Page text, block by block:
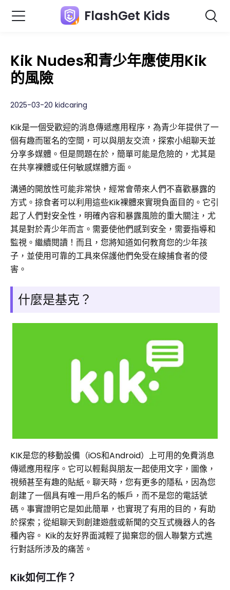
FlashGet Kids
Kik Nudes和青少年應使用Kik
的風險
2025-03-20 kidcaring
Kik是一個受歡迎的消息傳遞應用程序，為青少年提供了一
個有趣而匿名的空間，可以與朋友交流，探索小組聊天並
分享多媒體。但是問題在於，簡單可能是危險的，尤其是
在共享裸體或任何敏感媒體方面。
溝通的開放性可能非常快，經常會帶來人們不喜歡暴露的
方式。掠食者可以利用這些Kik裸體來實現負面目的。它引
起了人們對安全性，明確內容和暴露風險的重大關注，尤
其是對於青少年而言。需要使他們感到安全，需要指導和
監視。繼續閱讀！而且，您將知道如何教育您的少年孩
子，並使用可靠的工具來保護他們免受在線捕食者的侵
害。
什麼是基克？
KIK是您的移動設備（iOS和Android）上可用的免費消息
傳遞應用程序。它可以輕鬆與朋友一起使用文字，圖像，
視頻甚至有趣的貼紙。聊天時，您有更多的隱私，因為您
創建了一個具有唯一用戶名的帳戶，而不是您的電話號
碼。事實證明它是如此簡單，也實現了有用的目的，有助
於探索；從組聊天到創建遊戲或新聞的交互式機器人的各
種內容。 Kik的友好界面減輕了拋棄您的個人聯繫方式進
行對話所涉及的痛苦。
Kik如何工作？